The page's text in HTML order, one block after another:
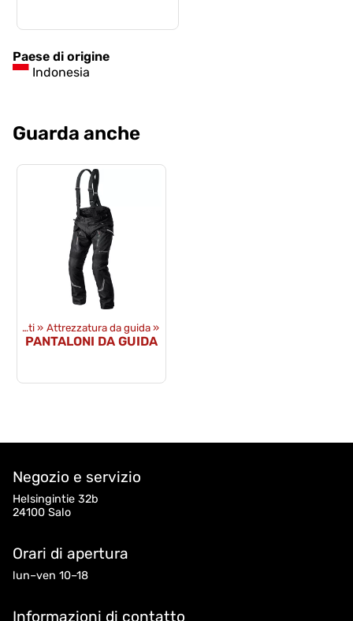
Paese di origine
Indonesia
Guarda anche
Prodotti ‪» Attrezzatura da guida ‪»
PANTALONI DA GUIDA
Negozio e servizio
Helsingintie 32b
24100 Salo
Orari di apertura
lun–ven 10–18
Informazioni di contatto